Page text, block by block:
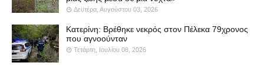
Δευτέρα, Αυγούστου 03, 2026
Κατερίνη: Βρέθηκε νεκρός στον Πέλεκα 79χρονος
που αγνοούνταν
Τετάρτη, Ιουλίου 08, 2026